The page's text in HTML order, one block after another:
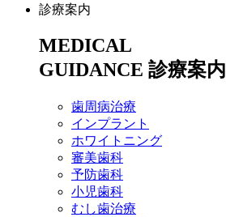
診療案内
MEDICAL
GUIDANCE 診療案内
歯周病治療
インプラント
ホワイトニング
審美歯科
予防歯科
小児歯科
むし歯治療